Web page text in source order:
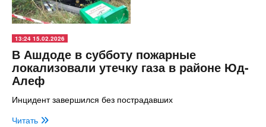
13:24 15.02.2026
В Ашдоде в субботу пожарные
локализовали утечку газа в районе Юд-
Алеф
Инцидент завершился без пострадавших
Читать